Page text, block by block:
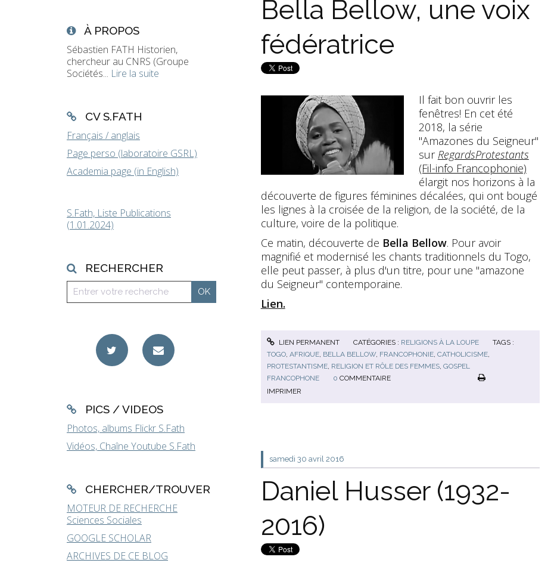
À PROPOS
Sébastien FATH Historien,
chercheur au CNRS (Groupe
Sociétés... Lire la suite
CV S.FATH
Français / anglais
Page perso (laboratoire GSRL)
Academia page (in English)
S.Fath, Liste Publications
(1.01.2024)
RECHERCHER
PICS / VIDEOS
Photos, albums Flickr S.Fath
Vidéos, Chaîne Youtube S.Fath
CHERCHER/TROUVER
MOTEUR DE RECHERCHE
Sciences Sociales
GOOGLE SCHOLAR
ARCHIVES DE CE BLOG
Bella Bellow, une voix
fédératrice
Il fait bon ouvrir les
fenêtres! En cet été
2018, la série
"Amazones du Seigneur"
sur RegardsProtestants
(Fil-info Francophonie)
élargit nos horizons à la
découverte de figures féminines décalées, qui ont bougé
les lignes à la croisée de la religion, de la société, de la
culture, voire de la politique.
Ce matin, découverte de Bella Bellow. Pour avoir
magnifié et modernisé les chants traditionnels du Togo,
elle peut passer, à plus d'un titre, pour une "amazone
du Seigneur" contemporaine.
Lien.
LIEN PERMANENT CATÉGORIES : RELIGIONS À LA LOUPE
TAGS :
TOGO, AFRIQUE, BELLA BELLOW, FRANCOPHONIE, CATHOLICISME,
PROTESTANTISME, RELIGION ET RÔLE DES FEMMES, GOSPEL
FRANCOPHONE
0 COMMENTAIRE
IMPRIMER
samedi 30 avril 2016
Daniel Husser (1932-
2016)